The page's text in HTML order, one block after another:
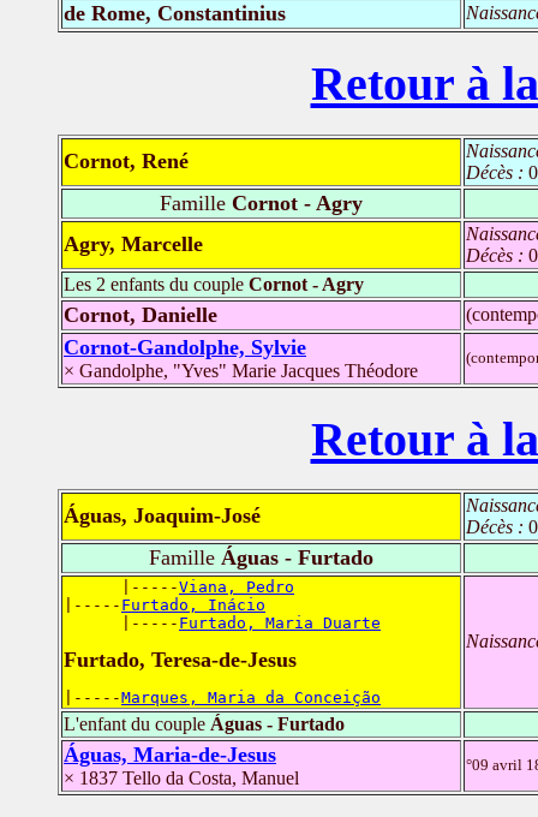
de Rome, Constantinius
Retour à
Cornot, René
Décès :
Famille Cornot - Agry
Agry, Marcelle
Décès :
Les 2 enfants du couple Cornot - Agry
Cornot, Danielle
Cornot-Gandolphe, Sylvie
× Gandolphe, "Yves" Marie Jacques Théodore
Retour à
Águas, Joaquim-José
Décès :
Famille Águas - Furtado
      |-----
Viana, Pedro
|----- Furtado, Inácio
      |-----
Furtado, Maria Duarte
Furtado, Teresa-de-Jesus
|-----Marques, Maria da Conceição
L'enfant du couple Águas - Furtado
Águas, Maria-de-Jesus
× 1837 Tello da Costa, Manuel
°09 avril